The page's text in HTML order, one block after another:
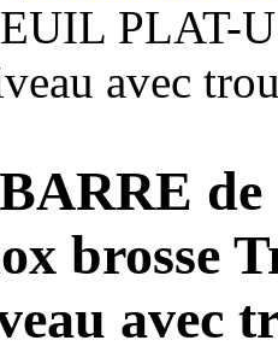
PLAT-
avec
brosse
avec